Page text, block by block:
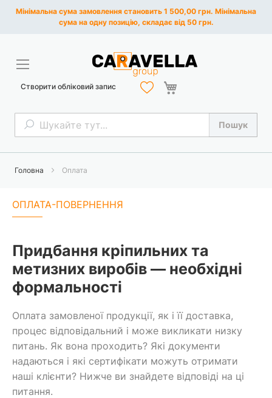
Мінімальна сума замовлення становить 1 500,00 грн. Мінімальна
сума на одну позицію, складає від 50 грн.
Пошук Пошук
Створити обліковий запис
Головна Оплата
ОПЛАТА-ПОВЕРНЕННЯ
Придбання кріпильних та
метизних виробів — необхідні
формальності
Оплата замовленої продукції, як і її доставка,
процес відповідальний і може викликати низку
питань. Як вона проходить? Які документи
надаються і які сертифікати можуть отримати
наші клієнти? Нижче ви знайдете відповіді на ці
питання.